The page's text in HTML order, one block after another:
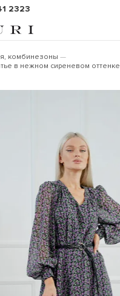
2323
комбинезоны
в нежном сиреневом оттенке